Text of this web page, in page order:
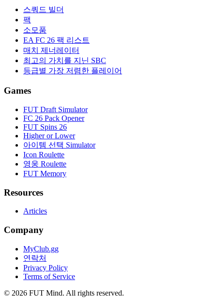
스쿼드 빌더
팩
소모품
EA FC 26 팩 리스트
매치 제너레이터
최고의 가치를 지닌 SBC
등급별 가장 저렴한 플레이어
Games
FUT Draft Simulator
FC 26 Pack Opener
FUT Spins 26
Higher or Lower
아이템 선택 Simulator
Icon Roulette
영웅 Roulette
FUT Memory
Resources
Articles
Company
MyClub.gg
연락처
Privacy Policy
Terms of Service
© 2026 FUT Mind. All rights reserved.